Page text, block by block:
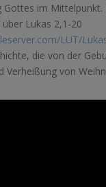
Gottes im Mittelpunkt.
Lukas 2,1-20
LUT/
die von der
Verheißung von